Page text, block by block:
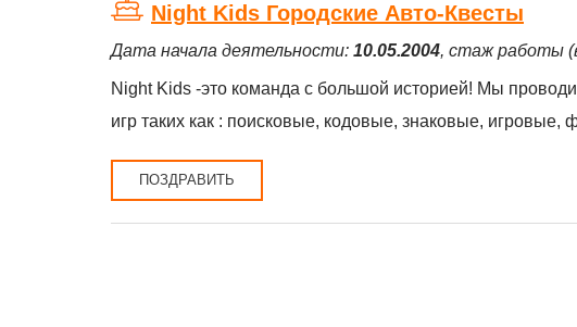
Night Kids Городские Авто-Квесты
Дата начала деятельности: 10.05.2004, стаж работы
Night Kids -это команда с большой историей! Мы
игр таких как : поисковые, кодовые, знаковые, игровые,
ПОЗДРАВИТЬ